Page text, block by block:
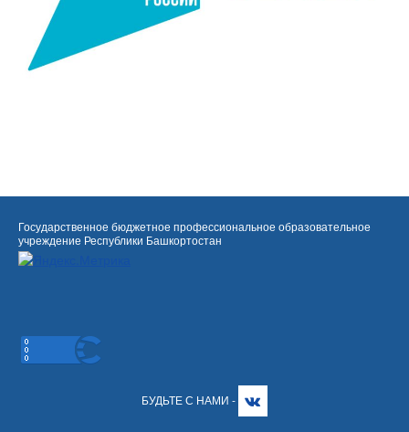
Государственное бюджетное профессиональное образовательное
учреждение Республики Башкортостан
БУДЬТЕ С НАМИ -